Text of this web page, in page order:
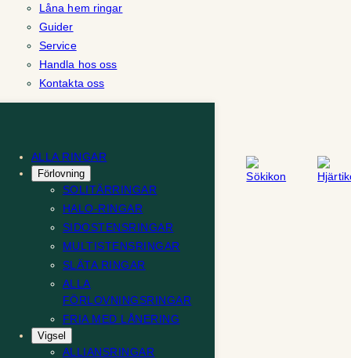
Låna hem ringar
Guider
Service
Handla hos oss
Kontakta oss
ALLA RINGAR
Förlovning
SOLITÄRRINGAR
HALO-RINGAR
SIDOSTENSRINGAR
MULTISTENSRINGAR
SLÄTA RINGAR
ALLA
FÖRLOVNINGSRINGAR
FRIA MED LÅNERING
Vigsel
ALLIANSRINGAR